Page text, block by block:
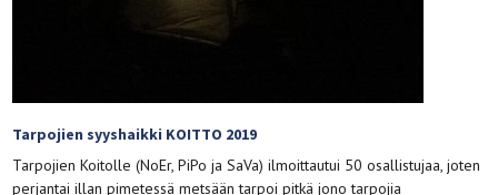
Tarpojien syyshaikki KOITTO 2019
Tarpojien Koitolle (NoEr, PiPo ja SaVa) ilmoittautui 50 osallistujaa, joten
perjantai illan pimetessä metsään tarpoi pitkä jono tarpojia